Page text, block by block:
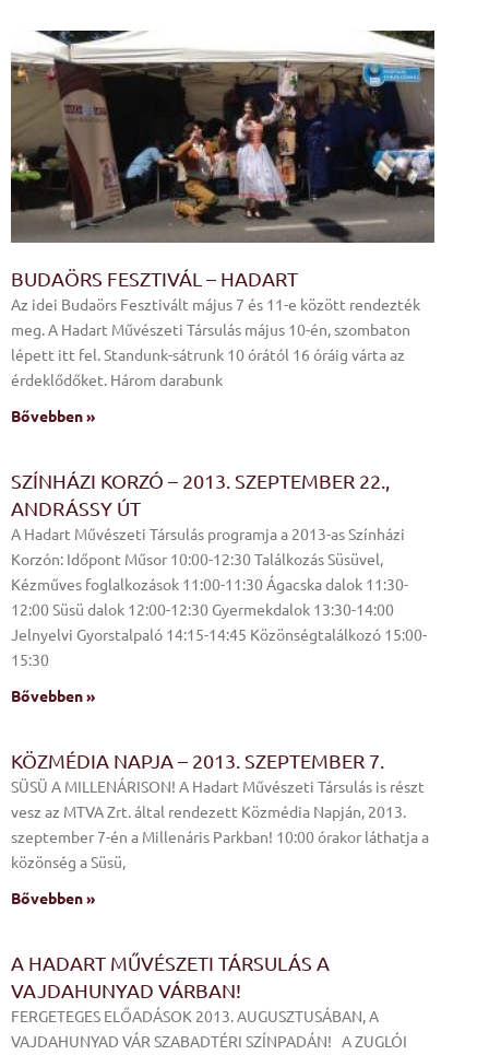
BUDAÖRS FESZTIVÁL – HADART
Az idei Budaörs Fesztivált május 7 és 11-e között rendezték
meg. A Hadart Művészeti Társulás május 10-én, szombaton
lépett itt fel. Standunk-sátrunk 10 órától 16 óráig várta az
érdeklődőket. Három darabunk
Bővebben »
SZÍNHÁZI KORZÓ – 2013. SZEPTEMBER 22.,
ANDRÁSSY ÚT
A Hadart Művészeti Társulás programja a 2013-as Színházi
Korzón: Időpont Műsor 10:00-12:30 Találkozás Süsüvel,
Kézműves foglalkozások 11:00-11:30 Ágacska dalok 11:30-
12:00 Süsü dalok 12:00-12:30 Gyermekdalok 13:30-14:00
Jelnyelvi Gyorstalpaló 14:15-14:45 Közönségtalálkozó 15:00-
15:30
Bővebben »
KÖZMÉDIA NAPJA – 2013. SZEPTEMBER 7.
SÜSÜ A MILLENÁRISON! A Hadart Művészeti Társulás is részt
vesz az MTVA Zrt. által rendezett Közmédia Napján, 2013.
szeptember 7-én a Millenáris Parkban! 10:00 órakor láthatja a
közönség a Süsü,
Bővebben »
A HADART MŰVÉSZETI TÁRSULÁS A
VAJDAHUNYAD VÁRBAN!
FERGETEGES ELŐADÁSOK 2013. AUGUSZTUSÁBAN, A
VAJDAHUNYAD VÁR SZABADTÉRI SZÍNPADÁN! A ZUGLÓI